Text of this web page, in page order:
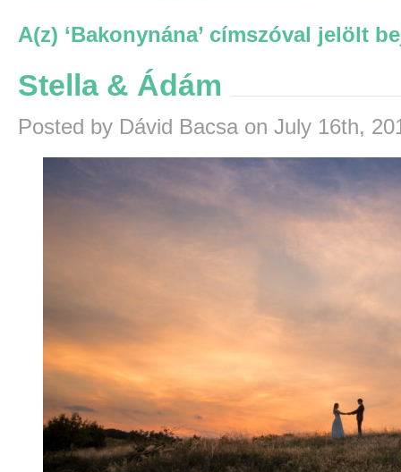
A(z) ‘Bakonynána’ címszóval jelölt
Stella & Ádám
Posted by Dávid Bacsa on July 16th,